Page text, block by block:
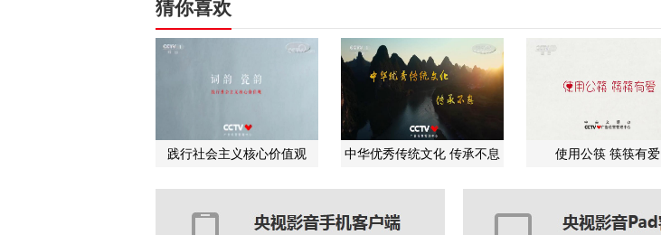
猜你喜欢
践行社会主义核心价值观 中华优秀传统文化 传承不息 使用公筷 筷筷有爱